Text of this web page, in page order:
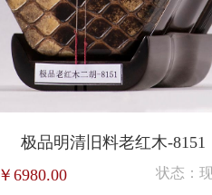
极品明清旧料老红木-8151
￥6980.00
状态：